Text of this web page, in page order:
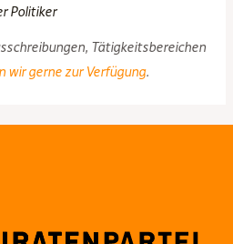
Politiker
Tätigkeitsbereichen
wir gerne zur Verfügung.